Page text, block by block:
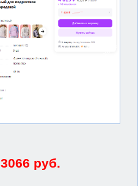
3066 руб.